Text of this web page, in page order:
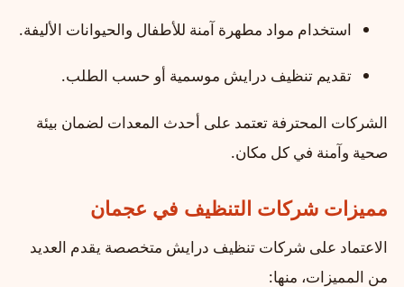
استخدام مواد مطهرة آمنة للأطفال والحيوانات الأليفة.
تقديم تنظيف درايش موسمية أو حسب الطلب.
الشركات المحترفة تعتمد على أحدث المعدات لضمان بيئة
صحية وآمنة في كل مكان.
مميزات شركات التنظيف في عجمان
الاعتماد على شركات تنظيف درايش متخصصة يقدم العديد
من المميزات، منها: